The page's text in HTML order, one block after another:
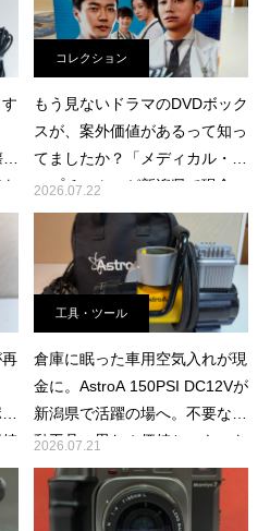
査定員ブログ
コレクション
もう見ないドラマのDVDボック
スが、案外価値があるって知っ
てましたか？「メディカル・ト
ップチーム」が新潟県で現金
化。懐かしい韓国ドラマを手放
す時の新しい選択肢
2026.07.22
工具・ツール
倉庫に眠った車用空気入れが現
金に。AstroA 150PSI DC12Vが
新潟県で活躍の場へ。不要な電
動工具の思わぬ価値と、ものを
活かす選択肢
2026.07.21